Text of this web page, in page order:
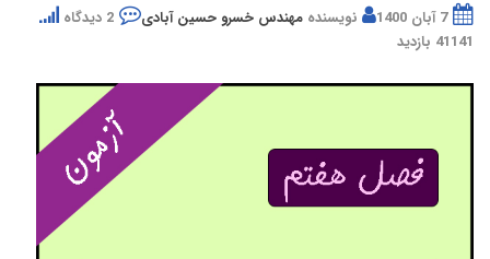
7 آبان 1400 نویسنده مهندس خسرو حسین آبادی
2 دیدگاه
41141 بازدید